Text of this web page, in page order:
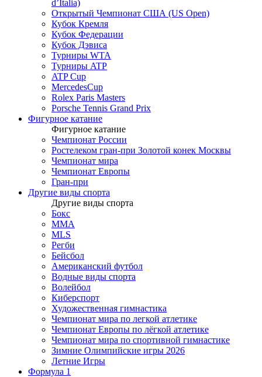
d’Italia)
Открытый Чемпионат США (US Open)
Кубок Кремля
Кубок Федерации
Кубок Дэвиса
Турниры WTA
Турниры ATP
ATP Cup
MercedesCup
Rolex Paris Masters
Porsche Tennis Grand Prix
Фигурное катание
Фигурное катание
Чемпионат России
Ростелеком гран-при Золотой конек Москвы
Чемпионат мира
Чемпионат Европы
Гран-при
Другие виды спорта
Другие виды спорта
Бокс
MMA
MLS
Регби
Бейсбол
Американский футбол
Водные виды спорта
Волейбол
Киберспорт
Художественная гимнастика
Чемпионат мира по легкой атлетике
Чемпионат Европы по лёгкой атлетике
Чемпионат мира по спортивной гимнастике
Зимние Олимпийские игры 2026
Летние Игры
Формула 1